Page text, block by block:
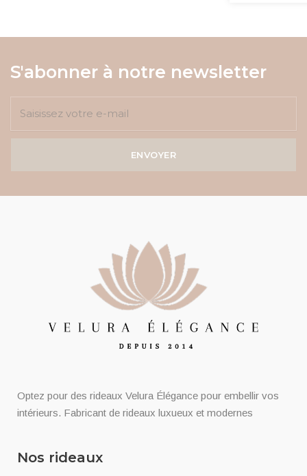
S'abonner à notre newsletter
ENVOYER
Optez pour des rideaux Velura Élégance pour embellir vos
intérieurs. Fabricant de rideaux luxueux et modernes
Nos rideaux